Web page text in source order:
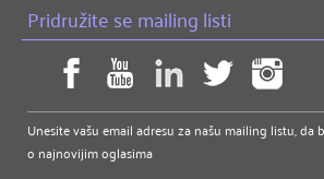
Pridružite se mailing listi
Unesite vašu email adresu za našu mailing listu,
o najnovijim oglasima